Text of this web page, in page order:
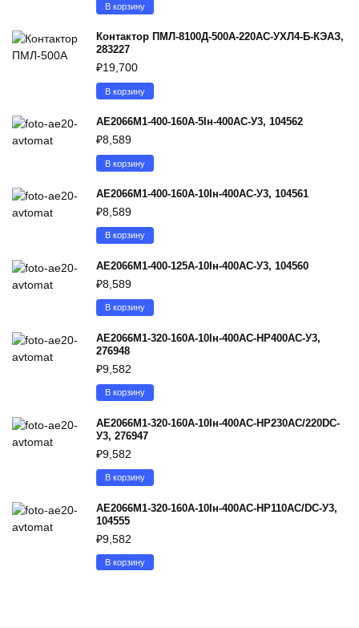
В корзину
Контактор ПМЛ-8100Д-500А-220AC-УХЛ4-Б-КЭАЗ,
283227
₽19,700
В корзину
АЕ2066М1-400-160А-5Iн-400AC-У3, 104562
₽8,589
В корзину
АЕ2066М1-400-160А-10Iн-400AC-У3, 104561
₽8,589
В корзину
АЕ2066М1-400-125А-10Iн-400AC-У3, 104560
₽8,589
В корзину
АЕ2066М1-320-160А-10Iн-400AC-НР400AC-У3,
276948
₽9,582
В корзину
АЕ2066М1-320-160А-10Iн-400AC-НР230AC/220DC-
У3, 276947
₽9,582
В корзину
АЕ2066М1-320-160А-10Iн-400AC-НР110AC/DC-У3,
104555
₽9,582
В корзину